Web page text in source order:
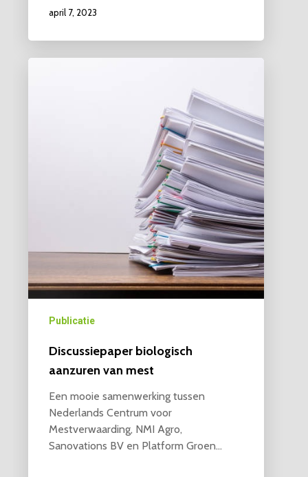
april 7, 2023
Publicatie
Discussiepaper biologisch
aanzuren van mest
Een mooie samenwerking tussen
Nederlands Centrum voor
Mestverwaarding, NMI Agro,
Sanovations BV en Platform Groen…